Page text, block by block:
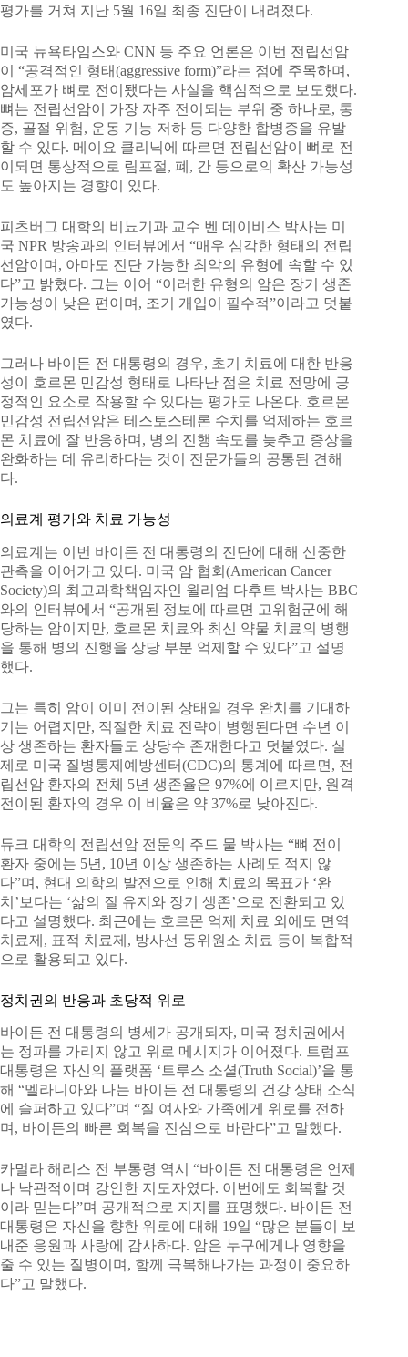
평가를 거쳐 지난 5월 16일 최종 진단이 내려졌다.
미국 뉴욕타임스와 CNN 등 주요 언론은 이번 전립선암
이 “공격적인 형태(aggressive form)”라는 점에 주목하며,
암세포가 뼈로 전이됐다는 사실을 핵심적으로 보도했다.
뼈는 전립선암이 가장 자주 전이되는 부위 중 하나로, 통
증, 골절 위험, 운동 기능 저하 등 다양한 합병증을 유발
할 수 있다. 메이요 클리닉에 따르면 전립선암이 뼈로 전
이되면 통상적으로 림프절, 폐, 간 등으로의 확산 가능성
도 높아지는 경향이 있다.
피츠버그 대학의 비뇨기과 교수 벤 데이비스 박사는 미
국 NPR 방송과의 인터뷰에서 “매우 심각한 형태의 전립
선암이며, 아마도 진단 가능한 최악의 유형에 속할 수 있
다”고 밝혔다. 그는 이어 “이러한 유형의 암은 장기 생존
가능성이 낮은 편이며, 조기 개입이 필수적”이라고 덧붙
였다.
그러나 바이든 전 대통령의 경우, 초기 치료에 대한 반응
성이 호르몬 민감성 형태로 나타난 점은 치료 전망에 긍
정적인 요소로 작용할 수 있다는 평가도 나온다. 호르몬
민감성 전립선암은 테스토스테론 수치를 억제하는 호르
몬 치료에 잘 반응하며, 병의 진행 속도를 늦추고 증상을
완화하는 데 유리하다는 것이 전문가들의 공통된 견해
다.
의료계 평가와 치료 가능성
의료계는 이번 바이든 전 대통령의 진단에 대해 신중한
관측을 이어가고 있다. 미국 암 협회(American Cancer
Society)의 최고과학책임자인 윌리엄 다후트 박사는 BBC
와의 인터뷰에서 “공개된 정보에 따르면 고위험군에 해
당하는 암이지만, 호르몬 치료와 최신 약물 치료의 병행
을 통해 병의 진행을 상당 부분 억제할 수 있다”고 설명
했다.
그는 특히 암이 이미 전이된 상태일 경우 완치를 기대하
기는 어렵지만, 적절한 치료 전략이 병행된다면 수년 이
상 생존하는 환자들도 상당수 존재한다고 덧붙였다. 실
제로 미국 질병통제예방센터(CDC)의 통계에 따르면, 전
립선암 환자의 전체 5년 생존율은 97%에 이르지만, 원격
전이된 환자의 경우 이 비율은 약 37%로 낮아진다.
듀크 대학의 전립선암 전문의 주드 물 박사는 “뼈 전이
환자 중에는 5년, 10년 이상 생존하는 사례도 적지 않
다”며, 현대 의학의 발전으로 인해 치료의 목표가 ‘완
치’보다는 ‘삶의 질 유지와 장기 생존’으로 전환되고 있
다고 설명했다. 최근에는 호르몬 억제 치료 외에도 면역
치료제, 표적 치료제, 방사선 동위원소 치료 등이 복합적
으로 활용되고 있다.
정치권의 반응과 초당적 위로
바이든 전 대통령의 병세가 공개되자, 미국 정치권에서
는 정파를 가리지 않고 위로 메시지가 이어졌다. 트럼프
대통령은 자신의 플랫폼 ‘트루스 소셜(Truth Social)’을 통
해 “멜라니아와 나는 바이든 전 대통령의 건강 상태 소식
에 슬퍼하고 있다”며 “질 여사와 가족에게 위로를 전하
며, 바이든의 빠른 회복을 진심으로 바란다”고 말했다.
카멀라 해리스 전 부통령 역시 “바이든 전 대통령은 언제
나 낙관적이며 강인한 지도자였다. 이번에도 회복할 것
이라 믿는다”며 공개적으로 지지를 표명했다. 바이든 전
대통령은 자신을 향한 위로에 대해 19일 “많은 분들이 보
내준 응원과 사랑에 감사하다. 암은 누구에게나 영향을
줄 수 있는 질병이며, 함께 극복해나가는 과정이 중요하
다”고 말했다.